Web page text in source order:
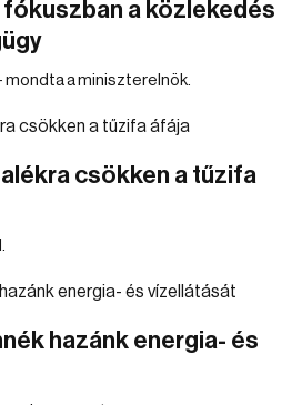
a közlekedés
a miniszterelnök.
csökken a tűzifa
hazánk energia- és